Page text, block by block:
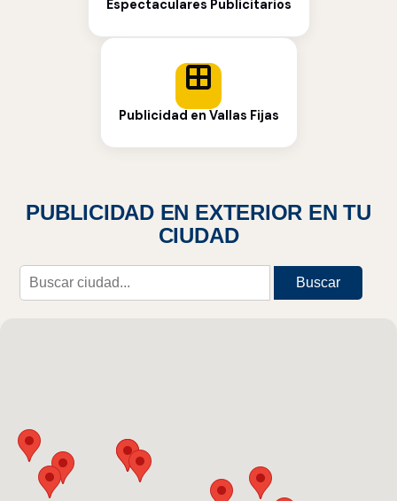
Espectaculares Publicitarios
Publicidad en Vallas Fijas
PUBLICIDAD EN EXTERIOR EN TU
CIUDAD
Buscar